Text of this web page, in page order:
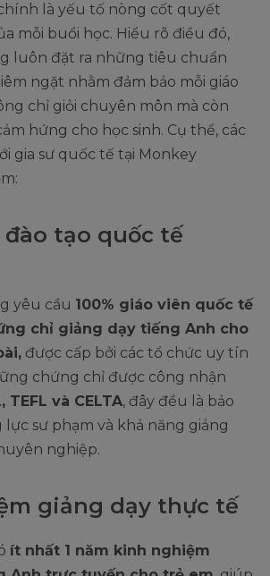
là yếu tố nòng cốt quyết
mỗi buổi học. Hiểu rõ điều đó,
luôn đặt ra những tiêu chuẩn
ngặt nhằm đảm bảo mỗi giáo
chỉ giỏi chuyên môn mà còn
hứng cho học sinh. Cụ thể, các
gia sư quốc tế tại Monkey
tạo quốc tế
yêu cầu 100% giáo viên quốc tế
chỉ giảng dạy tiếng Anh cho
được cấp bởi các tổ chức uy tín
chứng chỉ được công nhận
TEFL và CELTA, đây đều là bảo
sư phạm và khả năng giảng
nghiệp.
giảng dạy thực tế
ít nhất 1 năm kinh nghiệm